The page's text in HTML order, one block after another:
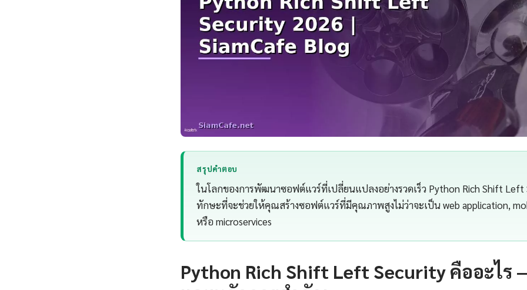
สรุปคำตอบ
ในโลกของการพัฒนาซอฟต์แวร์ที่เปลี่ยนแปลงอย่างรวดเร็ว Python Rich Shift Left
ทักษะที่จะช่วยให้คุณสร้างซอฟต์แวร์ที่มีคุณภาพสูงไม่ว่าจะเป็น web application,
หรือ microservices
Python Rich Shift Left Security คืออะไร